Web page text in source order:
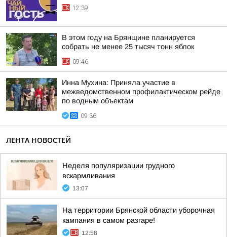
12:39
В этом году на Брянщине планируется
собрать не менее 25 тысяч тонн яблок
09:46
Инна Мухина: Приняла участие в
межведомственном профилактическом рейде
по водным объектам
09:36
ЛЕНТА НОВОСТЕЙ
Неделя популяризации грудного
вскармливания
13:07
На территории Брянской области уборочная
кампания в самом разгаре!
12:58